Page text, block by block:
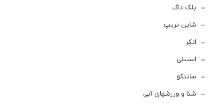
بلک داگ
شاین تریپ
انکر
استنلی
سانتکو
شنا و ورزشهای آبی